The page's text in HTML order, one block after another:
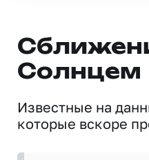
Солнцем
Известные на
которые вскоре